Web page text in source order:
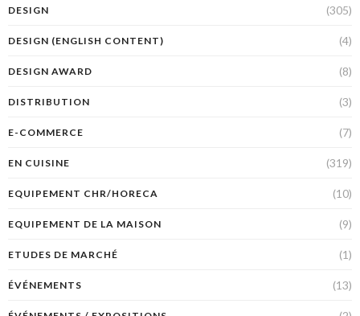
DESIGN (305)
DESIGN (ENGLISH CONTENT) (4)
DESIGN AWARD (8)
DISTRIBUTION (3)
E-COMMERCE (7)
EN CUISINE (319)
EQUIPEMENT CHR/HORECA (10)
EQUIPEMENT DE LA MAISON (9)
ETUDES DE MARCHÉ (1)
ÉVÉNEMENTS (13)